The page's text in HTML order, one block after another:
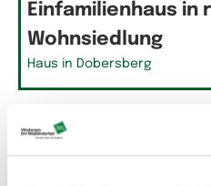
Einfamilienhaus in
Wohnsiedlung
Haus in Dobersberg